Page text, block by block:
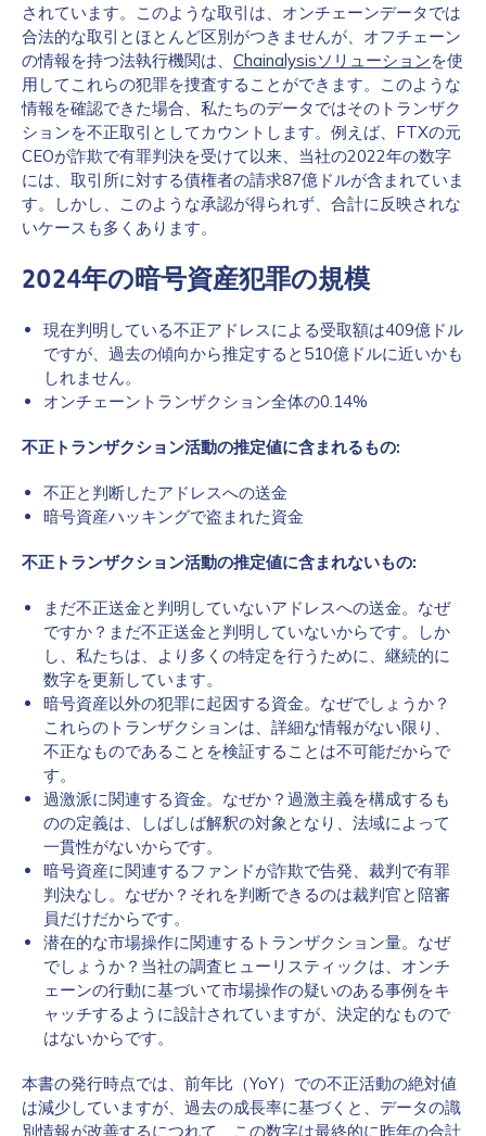
されています。このような取引は、オンチェーンデータでは
合法的な取引とほとんど区別がつきませんが、オフチェーン
の情報を持つ法執行機関は、 Chainalysisソリューションを使
用してこれらの犯罪を捜査することができます。このような
情報を確認できた場合、私たちのデータではそのトランザク
ションを不正取引としてカウントします。例えば、FTXの元
CEOが詐欺で有罪判決を受けて以来、当社の2022年の数字
には、取引所に対する債権者の請求87億ドルが含まれていま
す。しかし、このような承認が得られず、合計に反映されな
いケースも多くあります。
2024年の暗号資産犯罪の規模
現在判明している不正アドレスによる受取額は409億ドル
ですが、過去の傾向から推定すると510億ドルに近いかも
しれません。
オンチェーントランザクション全体の0.14%
不正トランザクション活動の推定値に含まれるもの:
不正と判断したアドレスへの送金
暗号資産ハッキングで盗まれた資金
不正トランザクション活動の推定値に含まれないもの:
まだ不正送金と判明していないアドレスへの送金。なぜ
ですか？まだ不正送金と判明していないからです。しか
し、私たちは、より多くの特定を行うために、継続的に
数字を更新しています。
暗号資産以外の犯罪に起因する資金。なぜでしょうか？
これらのトランザクションは、詳細な情報がない限り、
不正なものであることを検証することは不可能だからで
す。
過激派に関連する資金。なぜか？過激主義を構成するも
のの定義は、しばしば解釈の対象となり、法域によって
一貫性がないからです。
暗号資産に関連するファンドが詐欺で告発、裁判で有罪
判決なし。なぜか？それを判断できるのは裁判官と陪審
員だけだからです。
潜在的な市場操作に関連するトランザクション量。なぜ
でしょうか？当社の調査ヒューリスティックは、オンチ
ェーンの行動に基づいて市場操作の疑いのある事例をキ
ャッチするように設計されていますが、決定的なもので
はないからです。
本書の発行時点では、前年比（YoY）での不正活動の絶対値
は減少していますが、過去の成長率に基づくと、データの識
別情報が改善するにつれて、この数字は最終的に昨年の合計